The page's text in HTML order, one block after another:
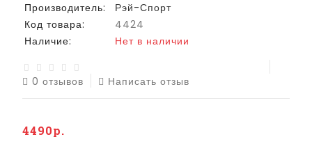
Производитель:
Рэй-Спорт
Код товара:
4424
Наличие:
Нет в наличии
0 отзывов Написать отзыв
4490р.